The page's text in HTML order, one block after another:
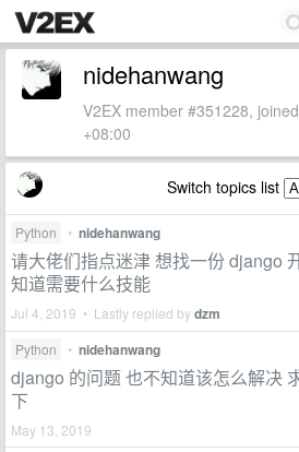
nidehanwang
V2EX member #351228,
+08:00
Switch topics list
Python • nidehanwang
请大佬们指点迷津 想找一份 django
知道需要什么技能
Jul 4, 2019 • Lastly replied bydzm
Python • nidehanwang
django 的问题 也不知道该怎么解决
下
May 13, 2019